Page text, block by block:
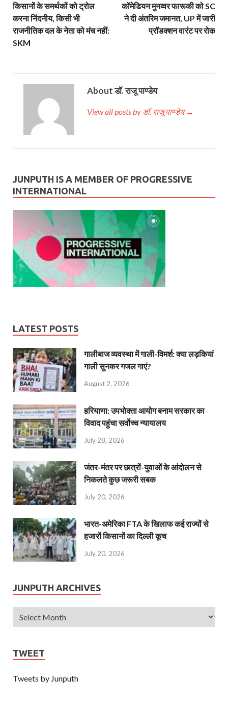
किसानों के समर्थकों को ट्रोल
करना निंदनीय, किसी भी
राजनीतिक दल के नेता को मंच नहीं:
SKM
कॉमेडियन मुनव्वर फारूकी को SC
ने दी अंतरिम जमानत, UP में जारी
प्रॉडक्शन वारंट पर रोक
About डॉ. राजू पाण्डेय
View all posts by डॉ. राजू पाण्डेय →
JUNPUTH IS A MEMBER OF PROGRESSIVE
INTERNATIONAL
LATEST POSTS
गालीबाज व्‍यवस्‍था में गाली-विमर्श: क्या लड़कियां
गाली सुनकर गजल गाएं?
August 2, 2026
हरियाणा: उपभोक्ता आयोग बनाम सरकार का
विवाद पहुंचा सर्वोच्च न्यायालय
July 28, 2026
जंतर-मंतर पर छात्रों-युवाओं के आंदोलन से
निकलते कुछ जरूरी सबक
July 20, 2026
भारत-अमेरिका FTA के खिलाफ कई राज्यों से
हजारों किसानों का दिल्ली कूच
July 20, 2026
JUNPUTH ARCHIVES
TWEET
Tweets by Junputh